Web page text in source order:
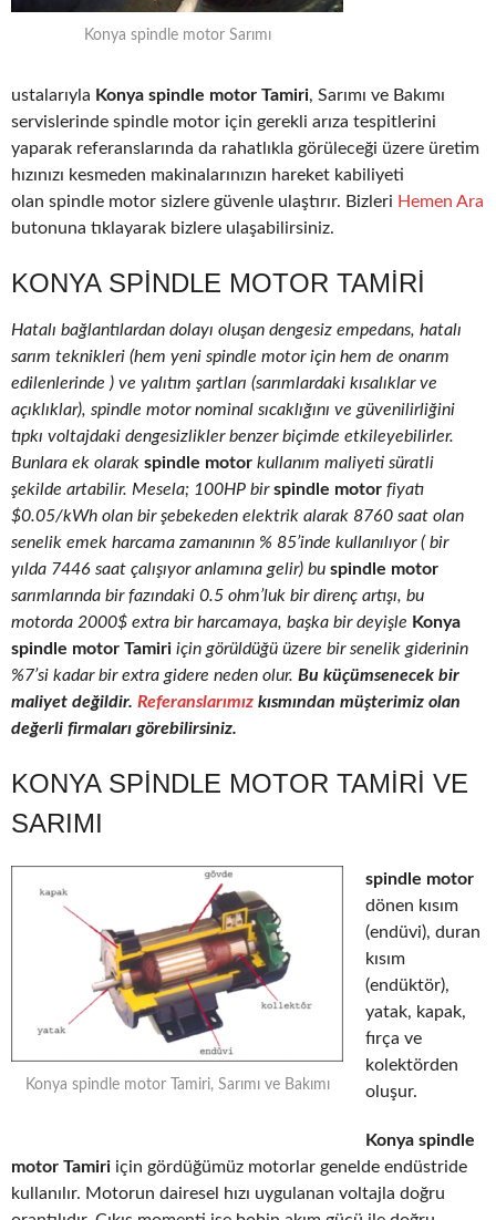
Konya spindle motor Sarımı
ustalarıyla Konya spindle motor Tamiri, Sarımı ve Bakımı
servislerinde spindle motor için gerekli arıza tespitlerini
yaparak referanslarında da rahatlıkla görüleceği üzere üretim
hızınızı kesmeden makinalarınızın hareket kabiliyeti
olan spindle motor sizlere güvenle ulaştırır. Bizleri Hemen Ara
butonuna tıklayarak bizlere ulaşabilirsiniz.
KONYA SPINDLE MOTOR TAMIRI
Hatalı bağlantılardan dolayı oluşan dengesiz empedans, hatalı
sarım teknikleri (hem yeni spindle motor için hem de onarım
edilenlerinde ) ve yalıtım şartları (sarımlardaki kısalıklar ve
açıklıklar), spindle motor nominal sıcaklığını ve güvenilirliğini
tıpkı voltajdaki dengesizlikler benzer biçimde etkileyebilirler.
Bunlara ek olarak spindle motor kullanım maliyeti süratli
şekilde artabilir. Mesela; 100HP birspindle motor fiyatı
$0.05/kWh olan bir şebekeden elektrik alarak 8760 saat olan
senelik emek harcama zamanının % 85’inde kullanılıyor ( bir
yılda 7446 saat çalışıyor anlamına gelir) bu spindle motor
sarımlarında bir fazındaki 0.5 ohm’luk bir direnç artışı, bu
motorda 2000$ extra bir harcamaya, başka bir deyişle Konya
spindle motor Tamiri için görüldüğü üzere bir senelik giderinin
%7’si kadar bir extra gidere neden olur. Bu küçümsenecek bir
maliyet değildir. Referanslarımız kısmından müşterimiz olan
değerli firmaları görebilirsiniz.
KONYA SPINDLE MOTOR TAMIRI VE
SARIMI
Konya spindle motor Tamiri, Sarımı ve Bakımı
spindle motor
dönen kısım
(endüvi), duran
kısım
(endüktör),
yatak, kapak,
fırça ve
kolektörden
oluşur.
Konya spindle
motor Tamiri için gördüğümüz motorlar genelde endüstride
kullanılır. Motorun dairesel hızı uygulanan voltajla doğru